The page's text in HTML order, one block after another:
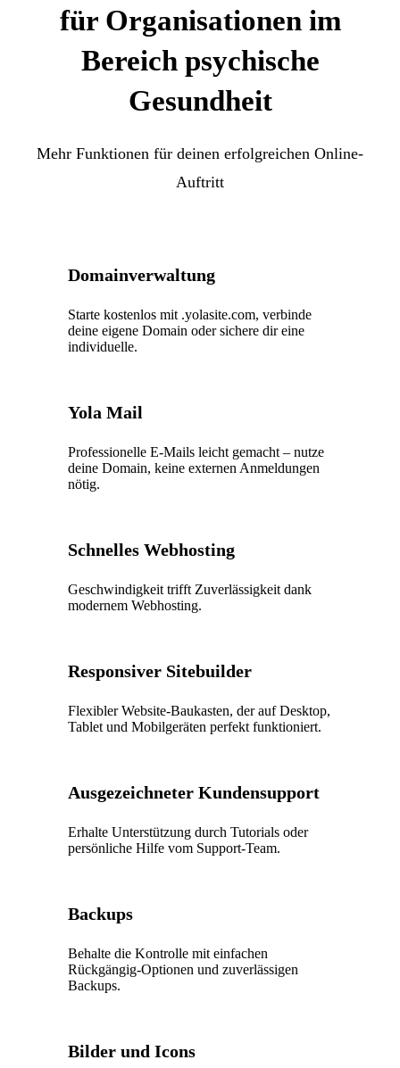
für Organisationen im
Bereich psychische
Gesundheit
Mehr Funktionen für deinen erfolgreichen Online-
Auftritt
Domainverwaltung
Starte kostenlos mit .yolasite.com, verbinde
deine eigene Domain oder sichere dir eine
individuelle.
Yola Mail
Professionelle E-Mails leicht gemacht – nutze
deine Domain, keine externen Anmeldungen
nötig.
Schnelles Webhosting
Geschwindigkeit trifft Zuverlässigkeit dank
modernem Webhosting.
Responsiver Sitebuilder
Flexibler Website-Baukasten, der auf Desktop,
Tablet und Mobilgeräten perfekt funktioniert.
Ausgezeichneter Kundensupport
Erhalte Unterstützung durch Tutorials oder
persönliche Hilfe vom Support-Team.
Backups
Behalte die Kontrolle mit einfachen
Rückgängig-Optionen und zuverlässigen
Backups.
Bilder und Icons